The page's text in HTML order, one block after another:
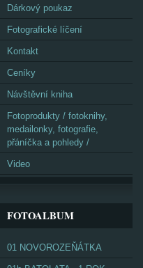
Dárkový poukaz
Fotografické líčení
Kontakt
Ceníky
Návštěvní kniha
Fotoprodukty / fotoknihy,
medailonky, fotografie,
přáníčka a pohledy /
Video
FOTOALBUM
01 NOVOROZEŇÁTKA